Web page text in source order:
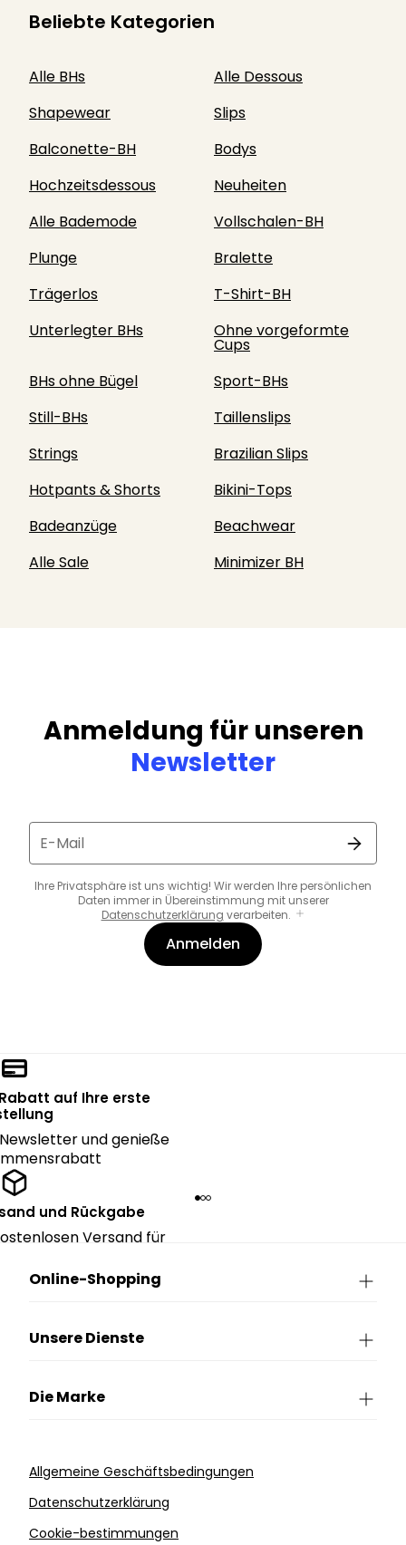
Beliebte Kategorien
Alle BHs
Alle Dessous
Shapewear
Slips
Balconette-BH
Bodys
Hochzeitsdessous
Neuheiten
Alle Bademode
Vollschalen-BH
Plunge
Bralette
Trägerlos
T-Shirt-BH
Unterlegter BHs
Ohne vorgeformte
Cups
BHs ohne Bügel
Sport-BHs
Still-BHs
Taillenslips
Strings
Brazilian Slips
Hotpants & Shorts
Bikini-Tops
Badeanzüge
Beachwear
Alle Sale
Minimizer BH
Anmeldung für unseren
Newsletter
E-Mail
Ihre Privatsphäre ist uns wichtig! Wir werden Ihre persönlichen
Daten immer in Übereinstimmung mit unserer
Datenschutzerklärung verarbeiten.
Anmelden
auf Ihre erste
und genieße
und Rückgabe
Versand für
Online-Shopping
Unsere Dienste
Die Marke
Allgemeine Geschäftsbedingungen
Datenschutzerklärung
Cookie-bestimmungen